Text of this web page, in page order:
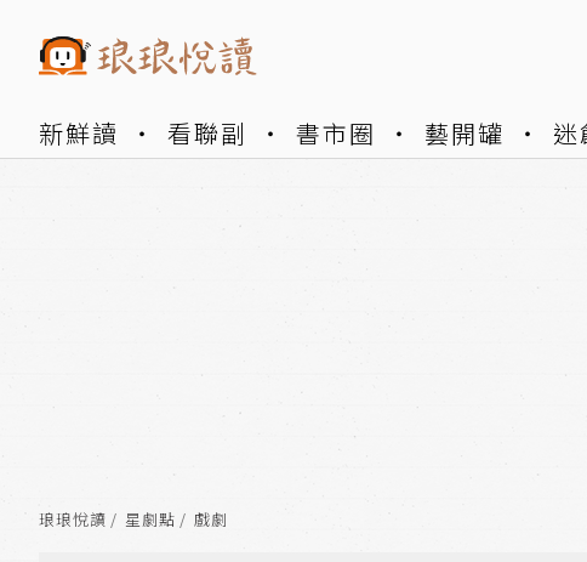
新鮮讀 看聯副 書市圈 藝開罐 迷
琅琅悅讀 星劇點 戲劇